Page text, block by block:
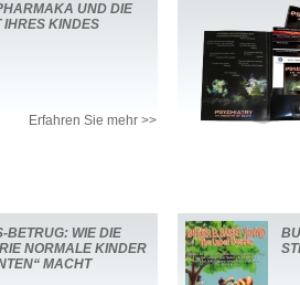
UND DIE
IHRES KINDES
Erfahren Sie mehr >>
BETRUG: WIE DIE
NORMALE KINDER
MACHT